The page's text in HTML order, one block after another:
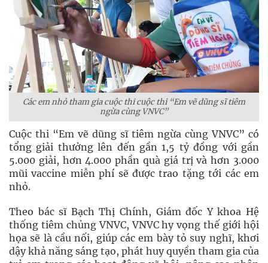
Các em nhỏ tham gia cuộc thi cuộc thi “Em vẽ dũng sĩ tiêm
ngừa cùng VNVC”
Cuộc thi “Em vẽ dũng sĩ tiêm ngừa cùng VNVC” có
tổng giải thưởng lên đến gần 1,5 tỷ đồng với gần
5.000 giải, hơn 4.000 phần quà giá trị và hơn 3.000
mũi vaccine miễn phí sẽ được trao tặng tới các em
nhỏ.
Theo bác sĩ Bạch Thị Chính, Giám đốc Y khoa Hệ
thống tiêm chủng VNVC, VNVC hy vọng thế giới hội
họa sẽ là cầu nối, giúp các em bày tỏ suy nghĩ, khơi
dậy khả năng sáng tạo, phát huy quyền tham gia của